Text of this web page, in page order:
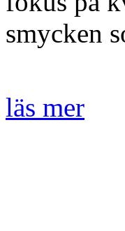
smycken
läs mer